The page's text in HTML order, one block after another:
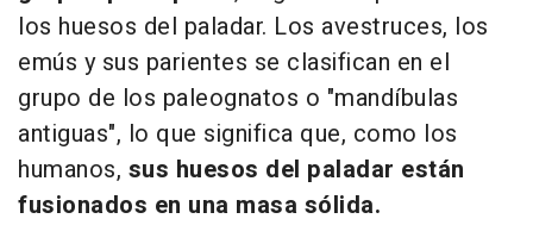
los huesos del paladar. Los avestruces, los
emús y sus parientes se clasifican en el
grupo de los paleognatos o "mandíbulas
antiguas", lo que significa que, como los
humanos, sus huesos del paladar están
fusionados en una masa sólida.